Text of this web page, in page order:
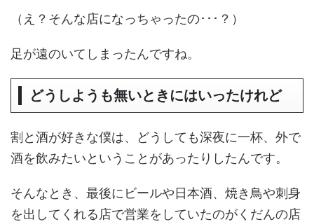
（え？そんな店になっちゃったの･･･？）
足が遠のいてしまったんですね。
どうしようも無いときにはいったけれど
割と酒が好きな僕は、どうしても深夜に一杯、外で
酒を飲みたいということがあったりしたんです。
そんなとき、最後にビールや日本酒、焼き鳥や刺身
を出してくれる店で営業をしていたのがくだんの店